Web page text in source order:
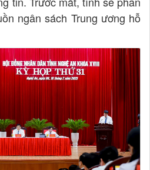
ngân sách Trung ương hỗ